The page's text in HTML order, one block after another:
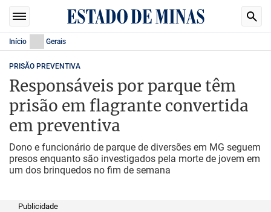
Início Gerais
PRISÃO PREVENTIVA
Responsáveis por parque têm
prisão em flagrante convertida
em preventiva
Dono e funcionário de parque de diversões em MG seguem
presos enquanto são investigados pela morte de jovem em
um dos brinquedos no fim de semana
Publicidade